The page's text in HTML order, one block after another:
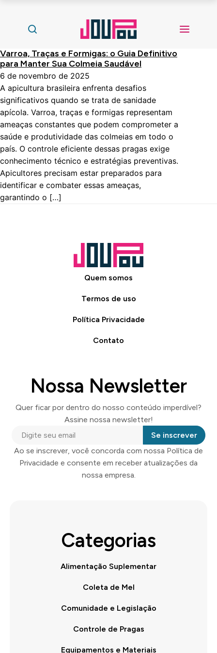
Varroa, Traças e Formigas: o Guia Definitivo
para Manter Sua Colmeia Saudável
6 de novembro de 2025
A apicultura brasileira enfrenta desafios
significativos quando se trata de sanidade
apícola. Varroa, traças e formigas representam
ameaças constantes que podem comprometer a
saúde e produtividade das colmeias em todo o
país. O controle eficiente dessas pragas exige
conhecimento técnico e estratégias preventivas.
Apicultores precisam estar preparados para
identificar e combater essas ameaças,
garantindo o […]
Quem somos
Termos de uso
Política Privacidade
Contato
Nossa Newsletter
Quer ficar por dentro do nosso conteúdo imperdível?
Assine nossa newsletter!
Se inscrever
Ao se inscrever, você concorda com nossa Política de
Privacidade e consente em receber atualizações da
nossa empresa.
Categorias
Alimentação Suplementar
Coleta de Mel
Comunidade e Legislação
Controle de Pragas
Equipamentos e Materiais